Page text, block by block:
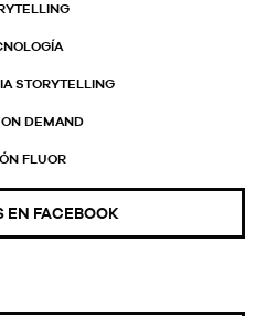
STORYTELLING
DEMAND
FLUOR
EN FACEBOOK